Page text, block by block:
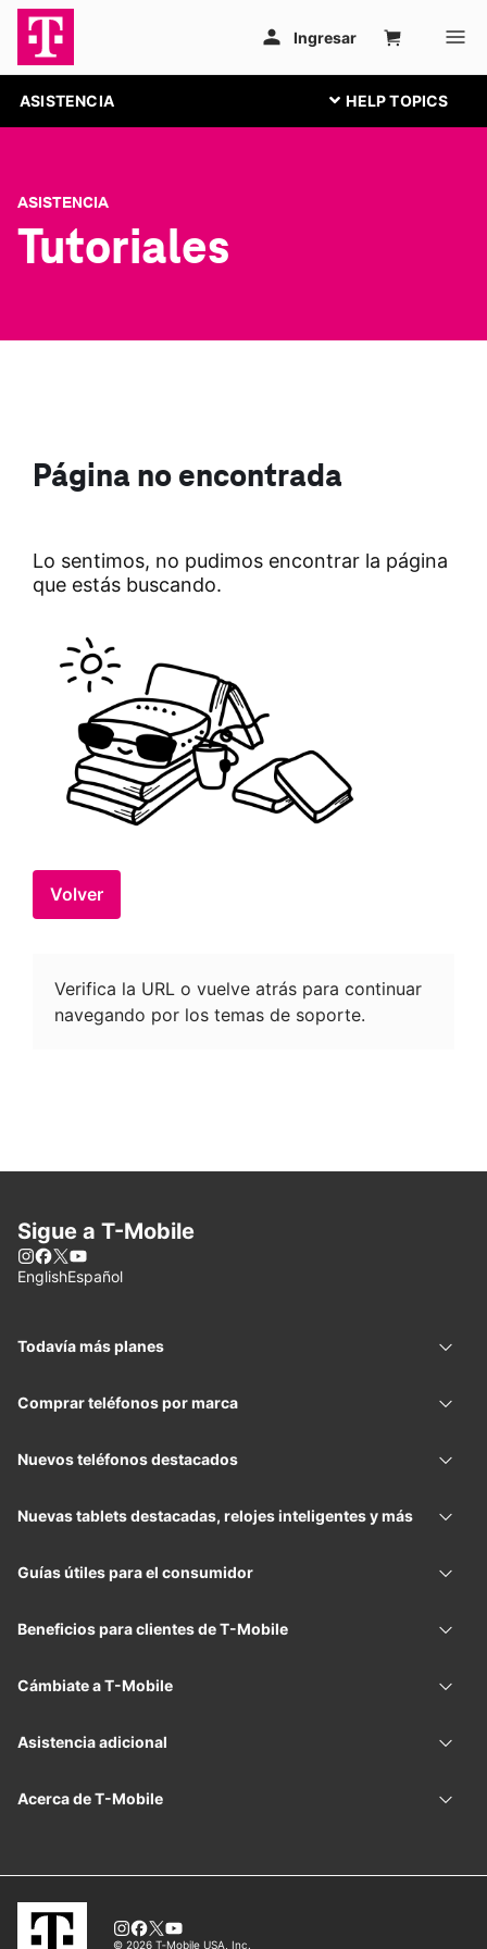
ASISTENCIA
ASISTENCIA
Tutoriales